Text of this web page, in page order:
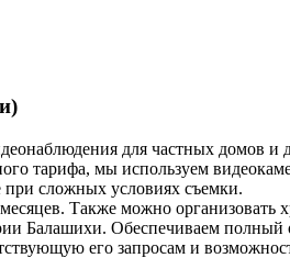
для частных домов
тарифа, мы используем
при сложных условиях съемки.
Также можно организовать
Балашихи. Обеспечиваем
его запросам и